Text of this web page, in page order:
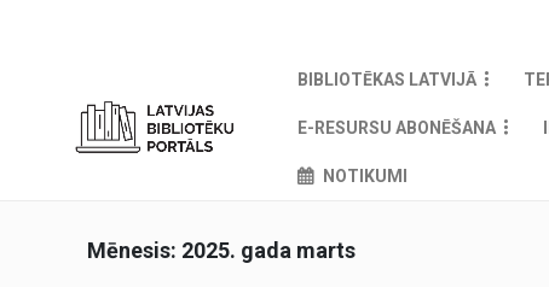
BIBLIOTĒKAS LATVIJĀ
E-RESURSU ABONĒŠANA
NOTIKUMI
Mēnesis: 2025. gada marts